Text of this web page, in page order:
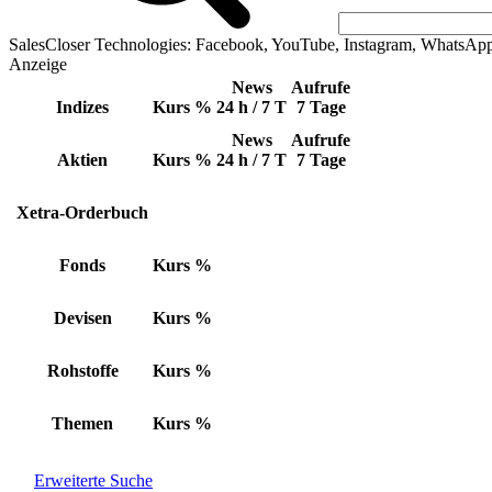
SalesCloser Technologies: Facebook, YouTube, Instagram,
Anzeige
Indizes Kurs %
News
24 h / 7 T
Aufrufe
7 Tage
Aktien Kurs %
News
24 h / 7 T
Aufrufe
7 Tage
Xetra-Orderbuch
Fonds Kurs %
Devisen Kurs %
Rohstoffe Kurs %
Themen Kurs %
Erweiterte Suche